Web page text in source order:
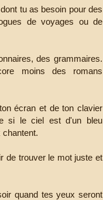
tu as besoin pour des
de voyages ou de
des grammaires.
moins des romans
écran et de ton clavier
si le ciel est d'un bleu
chantent.
de trouver le mot juste et
quand tes yeux seront